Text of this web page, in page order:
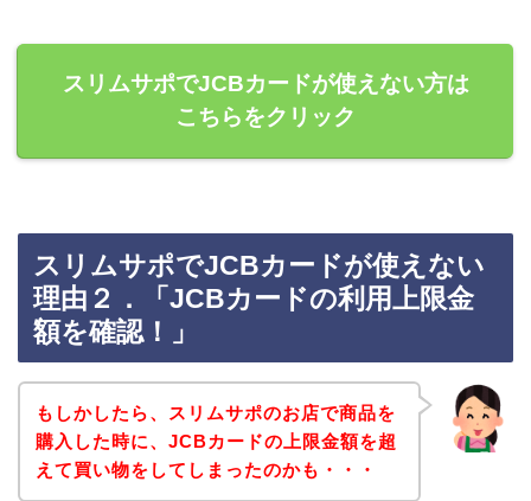
スリムサポでJCBカードが使えない方は
こちらをクリック
スリムサポでJCBカードが使えない
理由２．「JCBカードの利用上限金
額を確認！」
もしかしたら、スリムサポのお店で商品を
購入した時に、JCBカードの上限金額を超
えて買い物をしてしまったのかも・・・